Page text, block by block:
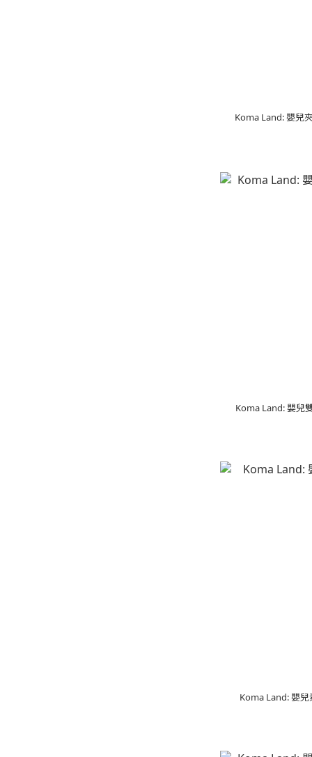
Koma Land: 嬰兒
Koma Land: 嬰兒
Koma Land: 嬰